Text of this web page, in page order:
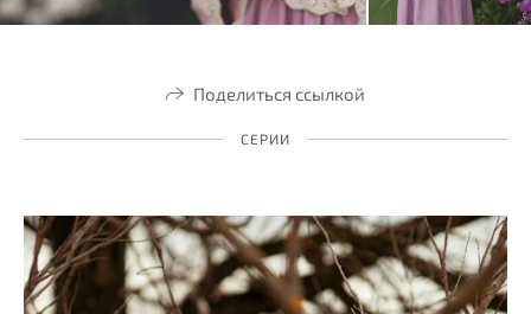
Поделиться ссылкой
СЕРИИ